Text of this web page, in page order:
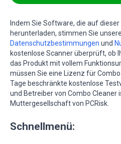
Indem Sie Software, die auf
herunterladen, stimmen Sie
Datenschutzbestimmungen und
kostenlose Scanner überprüft, ob
das Produkt mit vollem
müssen Sie eine Lizenz für
Tage beschränkte kostenlose
und Betreiber von Combo Cleaner
Muttergesellschaft von PCRisk.
Schnellmenü: